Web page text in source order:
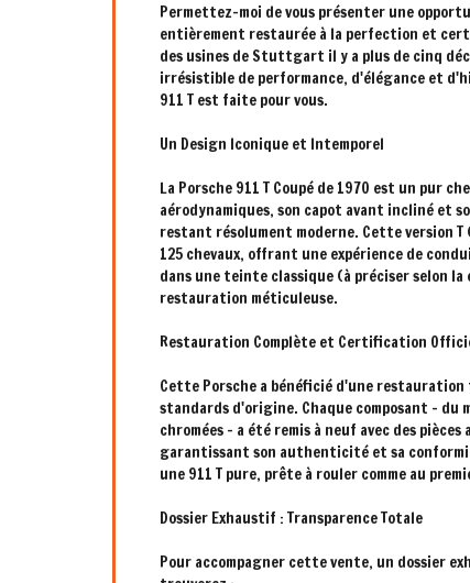
Permettez-moi de vous présenter une
entièrement restaurée à la perfection et
des usines de Stuttgart il y a plus de cinq
irrésistible de performance, d'élégance et
911 T est faite pour vous.
Un Design Iconique et Intemporel
La Porsche 911 T Coupé de 1970 est un pur
aérodynamiques, son capot avant incliné et
restant résolument moderne. Cette version
125 chevaux, offrant une expérience de
dans une teinte classique (à préciser selon
restauration méticuleuse.
Restauration Complète et Certification
Cette Porsche a bénéficié d'une
standards d'origine. Chaque composant –
chromées – a été remis à neuf avec des
garantissant son authenticité et sa
une 911 T pure, prête à rouler comme au
Dossier Exhaustif : Transparence Totale
Pour accompagner cette vente, un dossier